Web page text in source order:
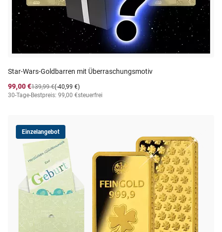
Star-Wars-Goldbarren mit Überraschungsmotiv
99,00 €
(-40,99 €)
139,99 €
30-Tage-Bestpreis: 99,00 €steuerfrei
Einzelangebot